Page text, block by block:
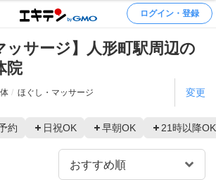
ログイン・登録
ッサージ】人形町駅周辺の
院
ほぐし・マッサージ 変更
約 日祝OK 早朝OK 21時以降OK